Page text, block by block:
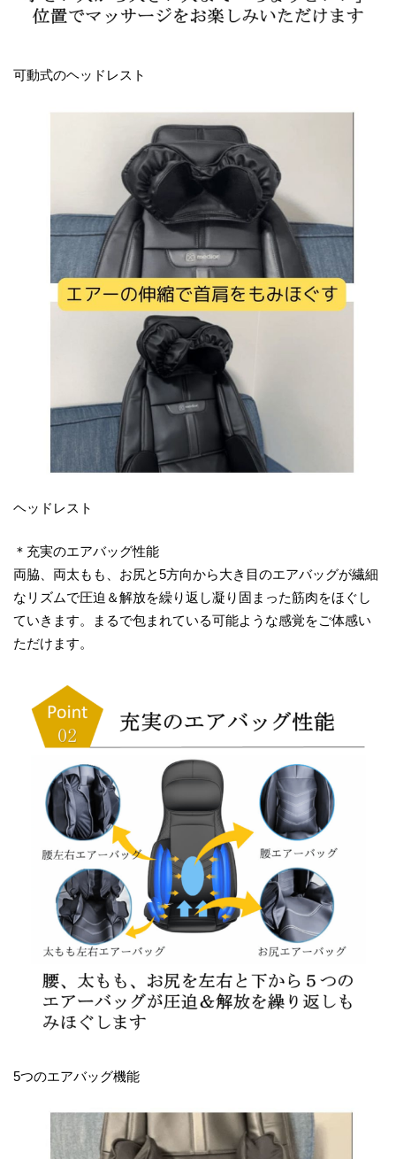
可動式のヘッドレスト
ヘッドレスト
＊充実のエアバッグ性能
両脇、両太もも、お尻と5方向から大き目のエアバッグが繊細
なリズムで圧迫＆解放を繰り返し凝り固まった筋肉をほぐし
ていきます。まるで包まれている可能ような感覚をご体感い
ただけます。
5つのエアバッグ機能